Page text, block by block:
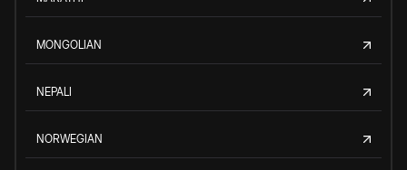
MONGOLIAN
NEPALI
NORWEGIAN